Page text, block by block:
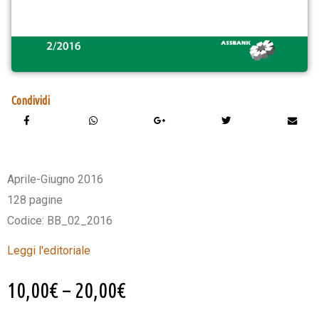
Aprile-Giugno 2016
128 pagine
Codice: BB_02_2016
Leggi l'editoriale
10,00€– 20,00€
Condividi